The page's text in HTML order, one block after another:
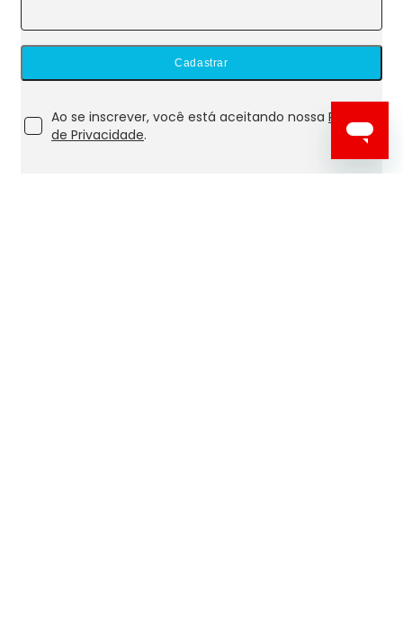
Cadastrar
Ao se inscrever, você está aceitando nossa Política
de Privacidade.